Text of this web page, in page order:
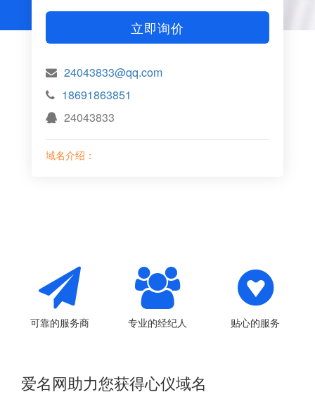
立即询价
24043833@qq.com
18691863851
24043833
域名介绍：
可靠的服务商 专业的经纪人 贴心的服务
爱名网助力您获得心仪域名